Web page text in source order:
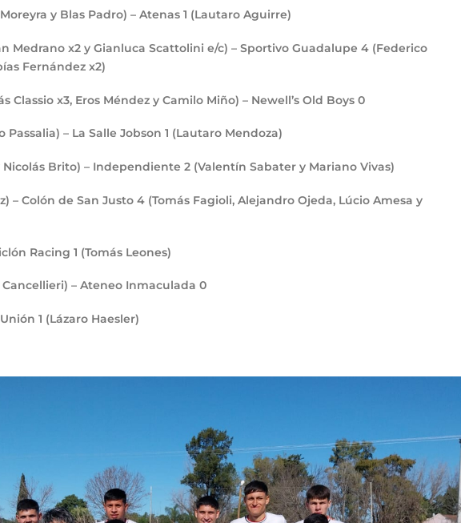
y Blas Padro) – Atenas 1 (Lautaro Aguirre)
Medrano x2 y Gianluca Scattolini e/c) – Sportivo Guadalupe 4 (Federico
Fernández x2)
Classio x3, Eros Méndez y Camilo Miño) – Newell’s Old Boys 0
Passalia) – La Salle Jobson 1 (Lautaro Mendoza)
Nicolás Brito) – Independiente 2 (Valentín Sabater y Mariano Vivas)
– Colón de San Justo 4 (Tomás Fagioli, Alejandro Ojeda, Lúcio Amesa y
Racing 1 (Tomás Leones)
– Ateneo Inmaculada 0
1 (Lázaro Haesler)